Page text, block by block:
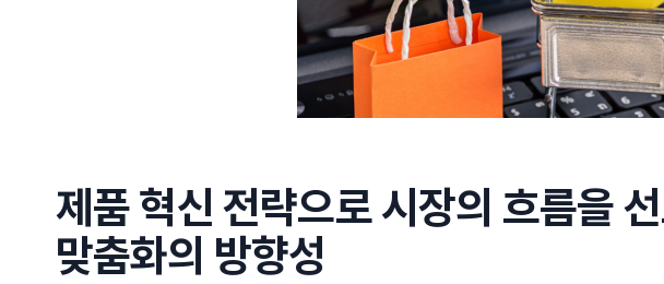
제품 혁신 전략으로 시장의 흐름을
맞춤화의 방향성